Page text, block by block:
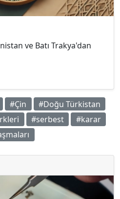
ve Batı Trakya'dan
#Çin
#Doğu Türkistan
#serbest
#karar